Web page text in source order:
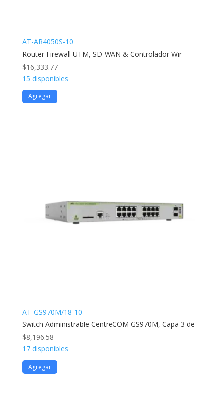
AT-AR4050S-10
Router Firewall UTM, SD-WAN & Controlador Wir
$16,333.77
15 disponibles
Agregar
AT-GS970M/18-10
Switch Administrable CentreCOM GS970M, Capa 3 de
$8,196.58
17 disponibles
Agregar